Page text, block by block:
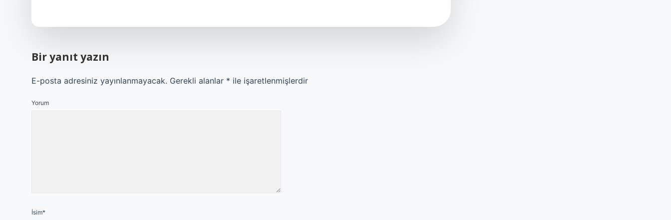
Bir yanıt yazın
E-posta adresiniz yayınlanmayacak. Gerekli alanlar * ile işaretlenmişlerdir
Yorum
İsim*